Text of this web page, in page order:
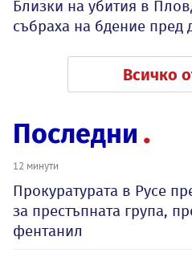
Близки на убития в
събраха на бдение пред
Всичко
Последни
12 минути
Прокуратурата в Русе
за престъпната група,
фентанил